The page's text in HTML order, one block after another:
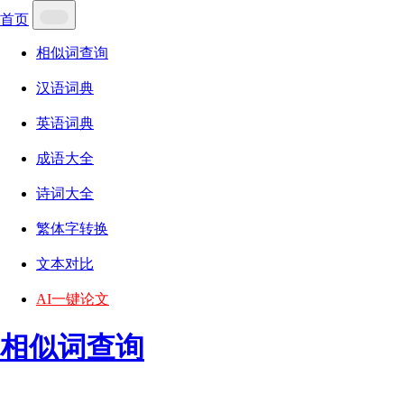
首页
相似词查询
汉语词典
英语词典
成语大全
诗词大全
繁体字转换
文本对比
AI一键论文
相似词查询